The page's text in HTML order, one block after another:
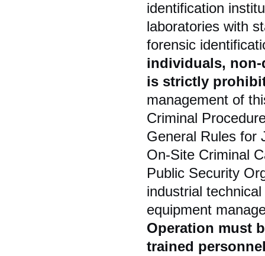
identification
laboratories with
forensic
individuals,
is strictly
management of
Criminal
General Rules for
On-Site Criminal
Public Security
industrial
equipment
Operation must
trained